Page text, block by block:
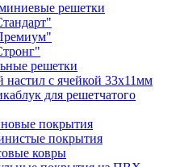
решетки
решетки
настил с ячейкой 33х11мм
для решетчатого
покрытия
покрытия
ковры